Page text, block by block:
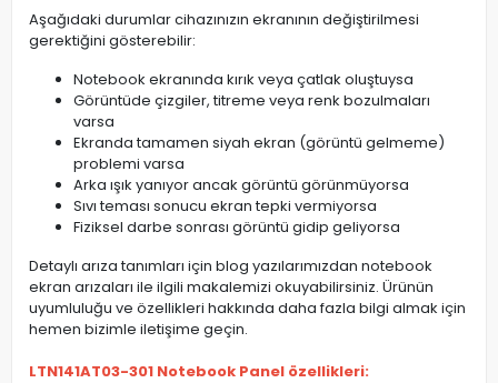
Aşağıdaki durumlar cihazınızın ekranının değiştirilmesi
gerektiğini gösterebilir:
Notebook ekranında kırık veya çatlak oluştuysa
Görüntüde çizgiler, titreme veya renk bozulmaları
varsa
Ekranda tamamen siyah ekran (görüntü gelmeme)
problemi varsa
Arka ışık yanıyor ancak görüntü görünmüyorsa
Sıvı teması sonucu ekran tepki vermiyorsa
Fiziksel darbe sonrası görüntü gidip geliyorsa
Detaylı arıza tanımları için blog yazılarımızdan notebook
ekran arızaları ile ilgili makalemizi okuyabilirsiniz. Ürünün
uyumluluğu ve özellikleri hakkında daha fazla bilgi almak için
hemen bizimle iletişime geçin.
LTN141AT03-301 Notebook Panel özellikleri: